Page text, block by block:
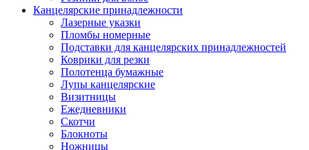
Канцелярские принадлежности
Лазерные указки
Пломбы номерные
Подставки для канцелярских принадлежностей
Коврики для резки
Полотенца бумажные
Лупы канцелярские
Визитницы
Ежедневники
Скотчи
Блокноты
Ножницы